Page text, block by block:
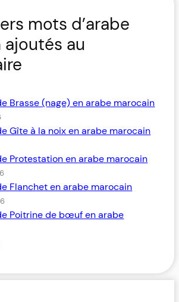
mots d’arabe
ajoutés au
Brasse (nage) en arabe marocain
Gîte à la noix en arabe marocain
Protestation en arabe marocain
Flanchet en arabe marocain
Poitrine de bœuf en arabe